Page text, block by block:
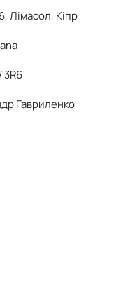
Лімасол, Кіпр
3R6
Гавриленко